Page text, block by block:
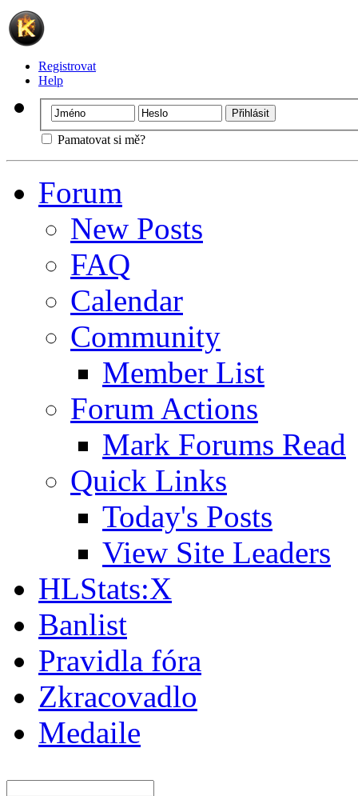
Registrovat
Help
Pamatovat si mě?
Forum
New Posts
FAQ
Calendar
Community
Member List
Forum Actions
Mark Forums Read
Quick Links
Today's Posts
View Site Leaders
HLStats:X
Banlist
Pravidla fóra
Zkracovadlo
Medaile